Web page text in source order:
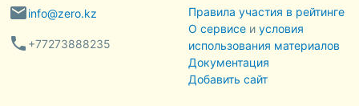
emailinfo@zero.kz
phone +77273888235
Правила участия в рейтинге
О сервисеи условия
использования материалов
Документация
Добавить сайт